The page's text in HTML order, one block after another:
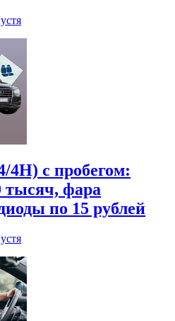
4H) c пробегом:
тысяч, фара
по 15 рублей